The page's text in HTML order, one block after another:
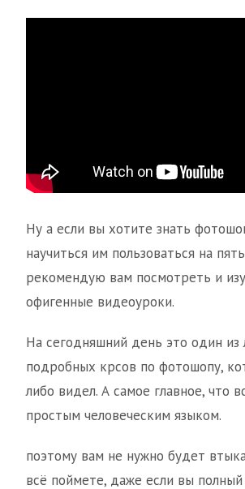
Ну а если вы хотите знать
научиться им пользоваться на
рекомендую вам посмотреть и
офигенные видеоуроки.
На сегодняшний день это один из
подробных крсов по фотошопу,
либо видел. А самое главное, что
простым человеческим языком.
поэтому вам не нужно будет
всё поймете, даже если вы полный